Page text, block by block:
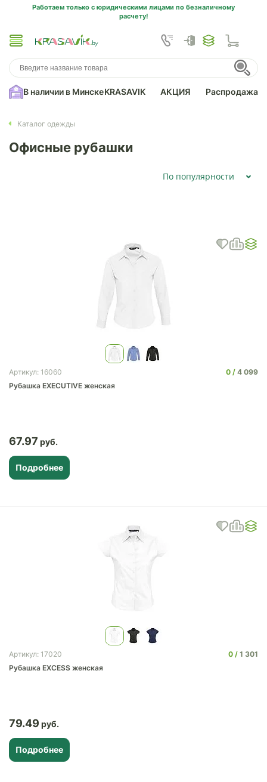
Работаем только с юридическими лицами по безналичному
расчету!
В наличии в МинскеKRASAVIK АКЦИЯ Распродажа
Каталог одежды
Офисные рубашки
По популярности
Артикул: 16060 0
4 099
Рубашка EXECUTIVE женская
67.97
Подробнее
Артикул: 17020 0
1 301
Рубашка EXCESS женская
79.49
Подробнее